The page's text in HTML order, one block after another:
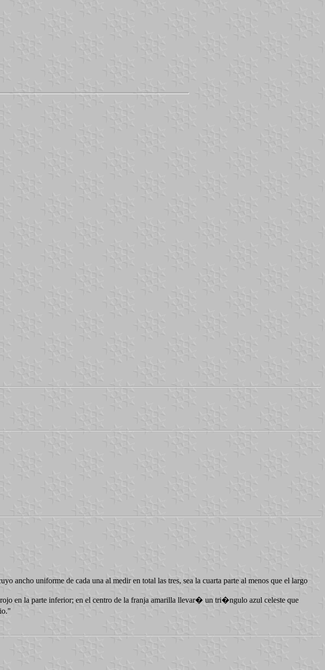
ancho uniforme de cada una al medir en total las tres, sea la cuarta parte al menos que el largo
en la parte inferior; en el centro de la franja amarilla llevar� un tri�ngulo azul celeste que